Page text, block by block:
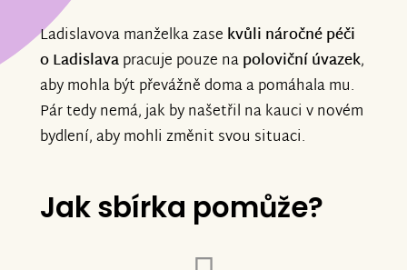
Ladislavova manželka zase kvůli náročné péči
o Ladislavapracuje pouze napoloviční úvazek,
aby mohla být převážně doma a pomáhala mu.
Pár tedy nemá, jak by našetřil na kauci v novém
bydlení, aby mohli změnit svou situaci.
Jak sbírka pomůže?